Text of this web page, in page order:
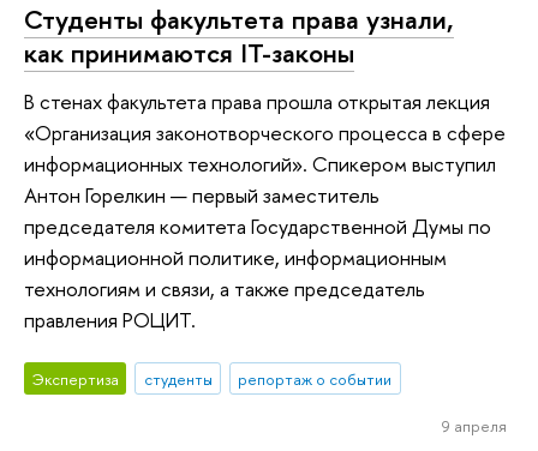
Студенты факультета права узнали,
как принимаются IT-законы
В стенах факультета права прошла открытая лекция
«Организация законотворческого процесса в сфере
информационных технологий». Спикером выступил
Антон Горелкин — первый заместитель
председателя комитета Государственной Думы по
информационной политике, информационным
технологиям и связи, а также председатель
правления РОЦИТ.
Экспертиза студенты репортаж о событии
9 апреля